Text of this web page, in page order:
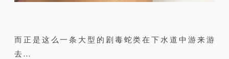
而正是这么一条大型的剧毒蛇类在下水道中游来游
去…